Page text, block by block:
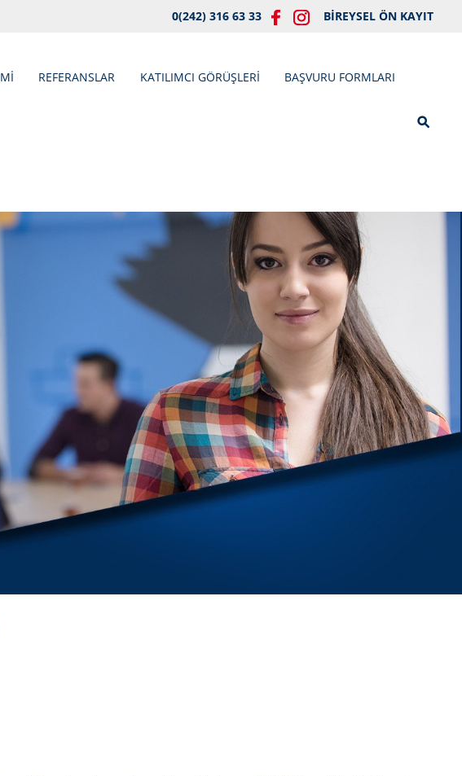
0(242) 316 63 33 BİREYSEL ÖN KAYIT
REFERANSLAR KATILIMCI GÖRÜŞLERİ BAŞVURU FORMLARI